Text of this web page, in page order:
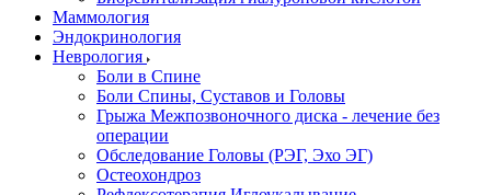
Маммология
Эндокринология
Неврология
Боли в Cпине
Боли Спины, Суставов и Головы
Грыжа Межпозвоночного диска - лечение без
операции
Обследование Головы (РЭГ, Эхо ЭГ)
Остеохондроз